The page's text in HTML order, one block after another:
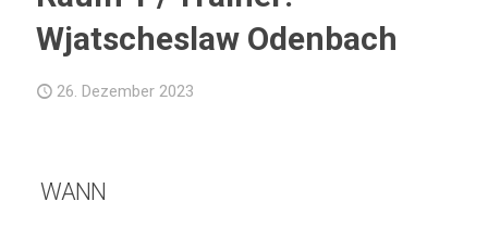
Wjatscheslaw Odenbach
26. Dezember 2023
WANN